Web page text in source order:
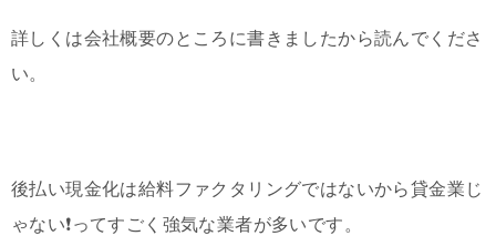
詳しくは会社概要のところに書きましたから読んでくださ
い。
後払い現金化は給料ファクタリングではないから貸金業じ
ゃない❗️ってすごく強気な業者が多いです。